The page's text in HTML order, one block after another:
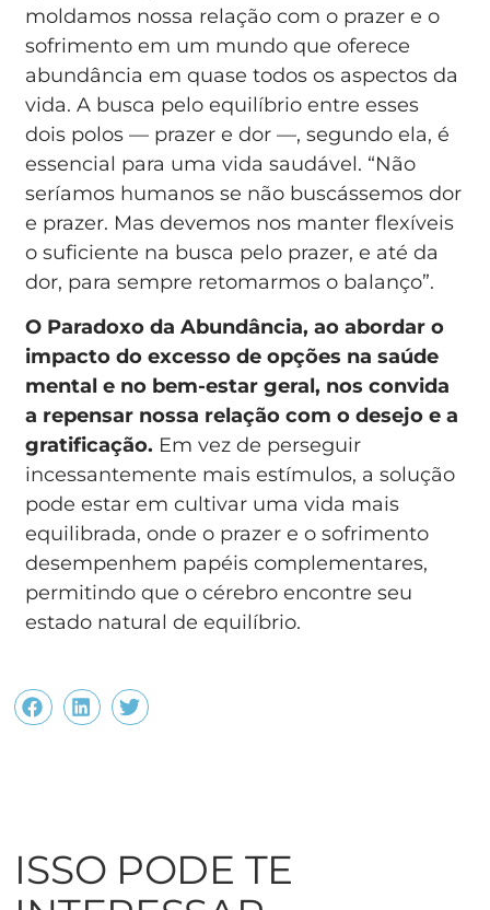
moldamos nossa relação com o prazer e o
sofrimento em um mundo que oferece
abundância em quase todos os aspectos da
vida. A busca pelo equilíbrio entre esses
dois polos — prazer e dor —, segundo ela, é
essencial para uma vida saudável. “Não
seríamos humanos se não buscássemos dor
e prazer. Mas devemos nos manter flexíveis
o suficiente na busca pelo prazer, e até da
dor, para sempre retomarmos o balanço”.
O Paradoxo da Abundância, ao abordar o
impacto do excesso de opções na saúde
mental e no bem-estar geral, nos convida
a repensar nossa relação com o desejo e a
gratificação. Em vez de perseguir
incessantemente mais estímulos, a solução
pode estar em cultivar uma vida mais
equilibrada, onde o prazer e o sofrimento
desempenhem papéis complementares,
permitindo que o cérebro encontre seu
estado natural de equilíbrio.
ISSO PODE TE